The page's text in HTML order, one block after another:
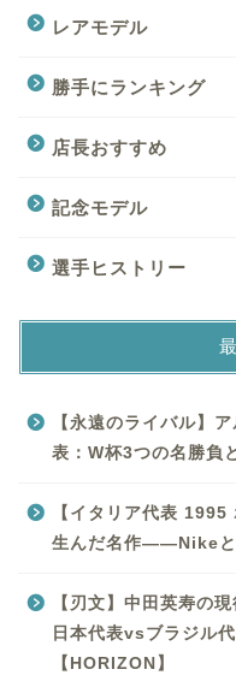
レアモデル
勝手にランキング
店長おすすめ
記念モデル
選手ヒストリー
【永遠のライバル】
表：W杯3つの名勝負
【イタリア代表
生んだ名作——Nikeと
【刃文】中田英寿の
日本代表vsブラジル
【HORIZON】